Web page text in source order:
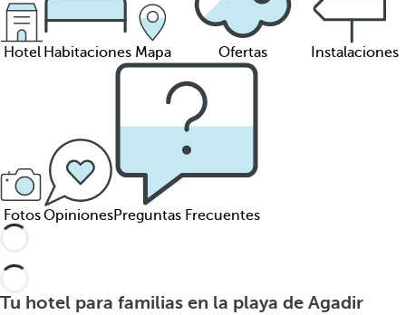
Hotel Habitaciones Mapa Ofertas Instalaciones
FotosOpinionesPreguntas Frecuentes
Tu hotel para familias en la playa de Agadir